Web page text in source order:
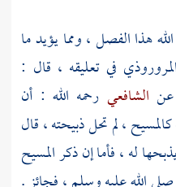
هذا الفصل ، ومما يؤيد ما
في تعليقه ، قال :
الشافعي رحمه الله : أن
كالمسيح، لم تحل ذبيحته ، قال
له ، فأما إن ذكرالمسيح